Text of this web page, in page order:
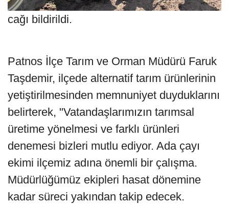
cağı bildirildi.
Patnos İlçe Tarım ve Orman Müdürü Faruk
Taşdemir, ilçede alternatif tarım ürünlerinin
yetiştirilmesinden memnuniyet duyduklarını
belirterek, "Vatandaşlarımızın tarımsal
üretime yönelmesi ve farklı ürünleri
denemesi bizleri mutlu ediyor. Ada çayı
ekimi ilçemiz adına önemli bir çalışma.
Müdürlüğümüz ekipleri hasat dönemine
kadar süreci yakından takip edecek.